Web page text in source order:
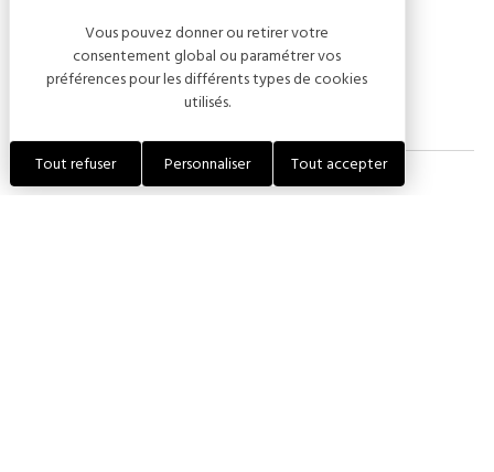
Sur réservation obligatoire, places limitées.
Réservation en ligne ou par téléphone.
Vous pouvez donner ou retirer votre
consentement global ou paramétrer vos
préférences pour les différents types de cookies
utilisés.
Tout accepter
Tout refuser Personnaliser